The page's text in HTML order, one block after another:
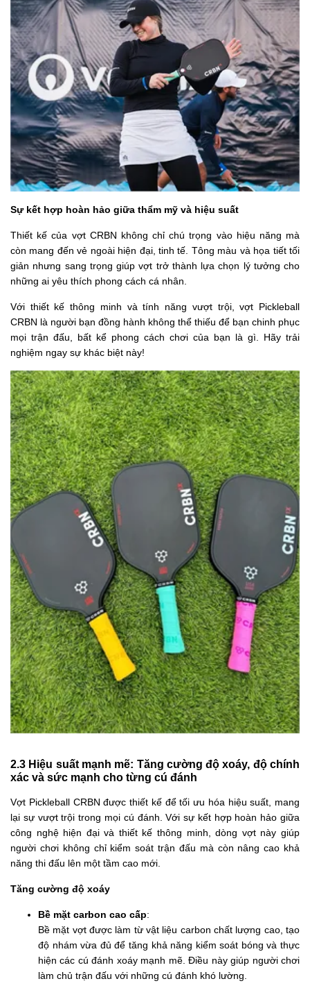
Sự kết hợp hoàn hảo giữa thẩm mỹ và hiệu suất
Thiết kế của vợt CRBN không chỉ chú trọng vào hiệu năng mà
còn mang đến vẻ ngoài hiện đại, tinh tế. Tông màu và họa tiết tối
giản nhưng sang trọng giúp vợt trở thành lựa chọn lý tưởng cho
những ai yêu thích phong cách cá nhân.
Với thiết kế thông minh và tính năng vượt trội, vợt Pickleball
CRBN là người bạn đồng hành không thể thiếu để bạn chinh phục
mọi trận đấu, bất kể phong cách chơi của bạn là gì. Hãy trải
nghiệm ngay sự khác biệt này!
2.3 Hiệu suất mạnh mẽ: Tăng cường độ xoáy, độ chính
xác và sức mạnh cho từng cú đánh
Vợt Pickleball CRBN được thiết kế để tối ưu hóa hiệu suất, mang
lại sự vượt trội trong mọi cú đánh. Với sự kết hợp hoàn hảo giữa
công nghệ hiện đại và thiết kế thông minh, dòng vợt này giúp
người chơi không chỉ kiểm soát trận đấu mà còn nâng cao khả
năng thi đấu lên một tầm cao mới.
Tăng cường độ xoáy
Bề mặt carbon cao cấp:
Bề mặt vợt được làm từ vật liệu carbon chất lượng cao, tạo
độ nhám vừa đủ để tăng khả năng kiểm soát bóng và thực
hiện các cú đánh xoáy mạnh mẽ. Điều này giúp người chơi
làm chủ trận đấu với những cú đánh khó lường.